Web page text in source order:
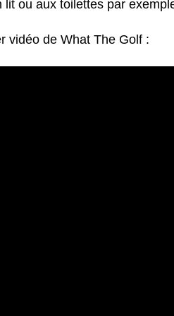
lit ou aux toilettes par
vidéo de What The Golf :